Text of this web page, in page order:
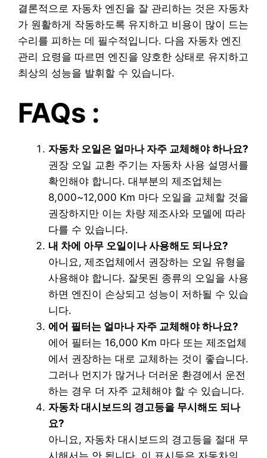
결론적으로 자동차 엔진을 잘 관리하는 것은 자동차
가 원활하게 작동하도록 유지하고 비용이 많이 드는
수리를 피하는 데 필수적입니다. 다음 자동차 엔진
관리 요령을 따르면 엔진을 양호한 상태로 유지하고
최상의 성능을 발휘할 수 있습니다.
FAQs :
자동차 오일은 얼마나 자주 교체해야 하나요?
권장 오일 교환 주기는 자동차 사용 설명서를
확인해야 합니다. 대부분의 제조업체는
8,000~12,000 Km 마다 오일을 교체할 것을
권장하지만 이는 차량 제조사와 모델에 따라
다를 수 있습니다.
내 차에 아무 오일이나 사용해도 되나요?
아니요, 제조업체에서 권장하는 오일 유형을
사용해야 합니다. 잘못된 종류의 오일을 사용
하면 엔진이 손상되고 성능이 저하될 수 있습
니다.
에어 필터는 얼마나 자주 교체해야 하나요?
에어 필터는 16,000 Km 마다 또는 제조업체
에서 권장하는 대로 교체하는 것이 좋습니다.
그러나 먼지가 많거나 더러운 환경에서 운전
하는 경우 더 자주 교체해야 할 수 있습니다.
자동차 대시보드의 경고등을 무시해도 되나
요?
아니요, 자동차 대시보드의 경고등을 절대 무
시해서는 안 됩니다. 이 표시등은 자동차의